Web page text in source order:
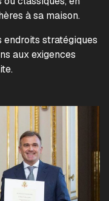
à sa maison.
endroits stratégiques
aux exigences